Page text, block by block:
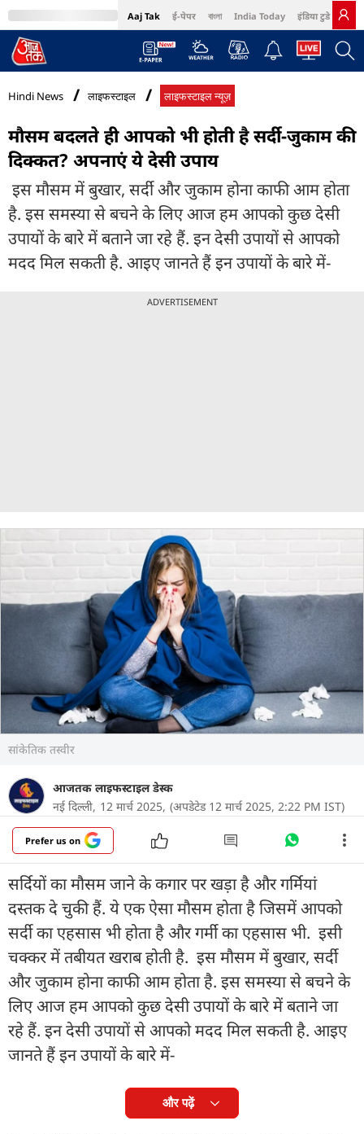
Aaj Tak ई-पेपर বাংলা India Today इंडिया टुडे हिंदी
MumbaiTak Cosmopolitan Harper's Bazaar Northeast
Hindi News लाइफस्टाइल लाइफस्टाइल न्यूज़
मौसम बदलते ही आपको भी होती है सर्दी-जुकाम की
दिक्कत? अपनाएं ये देसी उपाय
इस मौसम में बुखार, सर्दी और जुकाम होना काफी आम होता
है. इस समस्या से बचने के लिए आज हम आपको कुछ देसी
उपायों के बारे में बताने जा रहे हैं. इन देसी उपायों से आपको
मदद मिल सकती है. आइए जानते हैं इन उपायों के बारे में-
ADVERTISEMENT
सांकेतिक तस्वीर
आजतक लाइफस्टाइल डेस्क
नई दिल्ली, 12 मार्च 2025, (अपडेटेड 12 मार्च 2025, 2:22 PM IST)
Prefer us on
सर्दियों का मौसम जाने के कगार पर खड़ा है और गर्मियां
दस्तक दे चुकी हैं. ये एक ऐसा मौसम होता है जिसमें आपको
सर्दी का एहसास भी होता है और गर्मी का एहसास भी. इसी
चक्कर में तबीयत खराब होती है. इस मौसम में बुखार, सर्दी
और जुकाम होना काफी आम होता है. इस समस्या से बचने के
लिए आज हम आपको कुछ देसी उपायों के बारे में बताने जा
रहे हैं. इन देसी उपायों से आपको मदद मिल सकती है. आइए
जानते हैं इन उपायों के बारे में-
और पढ़ें